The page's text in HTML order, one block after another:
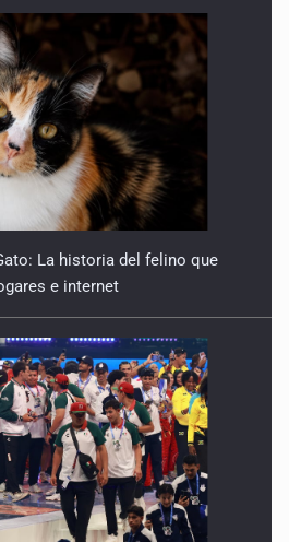
histórico en los Juegos